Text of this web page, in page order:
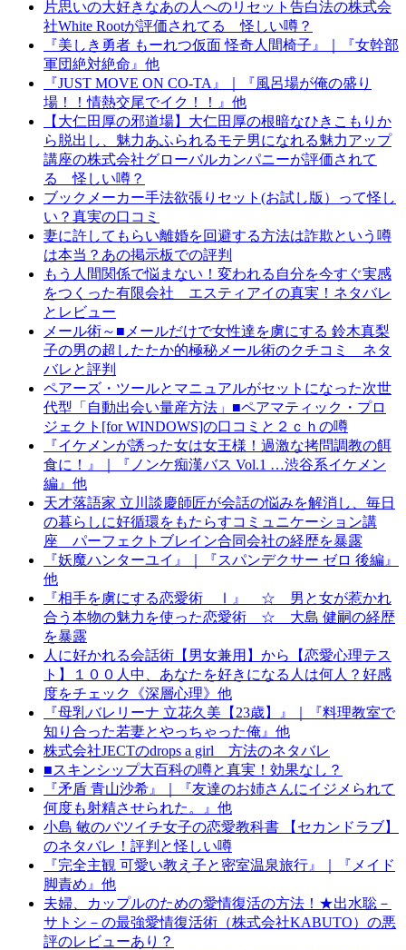
片思いの大好きなあの人へのリセット告白法の株式会
社White Rootが評価されてる 怪しい噂？
『美しき勇者 もーれつ仮面 怪奇人間椅子』｜『女幹部
軍団絶対絶命』他
『JUST MOVE ON CO-TA』｜『風呂場が俺の盛り
場！！情熱交尾でイク！！』他
【大仁田厚の邪道場】大仁田厚の根暗なひきこもりか
ら脱出し、魅力あふられるモテ男になれる魅力アップ
講座の株式会社グローバルカンパニーが評価されて
る 怪しい噂？
ブックメーカー手法欲張りセット(お試し版）って怪し
い？真実の口コミ
妻に許してもらい離婚を回避する方法は詐欺という噂
は本当？あの掲示板での評判
もう人間関係で悩まない！変われる自分を今すぐ実感
をつくった有限会社 エスティアイの真実！ネタバレ
とレビュー
メール術～■メールだけで女性達を虜にする 鈴木真梨
子の男の超したたか的極秘メール術のクチコミ ネタ
バレと評判
ペアーズ・ツールとマニュアルがセットになった次世
代型「自動出会い量産方法」■ペアマティック・プロ
ジェクト[for WINDOWS]の口コミと２ｃｈの噂
『イケメンが誘った女は女王様！過激な拷問調教の餌
食に！』｜『ノンケ痴漢バス Vol.1 …渋谷系イケメン
編』他
天才落語家 立川談慶師匠が会話の悩みを解消し、毎日
の暮らしに好循環をもたらすコミュニケーション講
座 パーフェクトブレイン合同会社の経歴を暴露
『妖魔ハンターユイ』｜『スパンデクサー ゼロ 後編』
他
『相手を虜にする恋愛術 Ⅰ』 ☆ 男と女が惹かれ
合う本物の魅力を使った恋愛術 ☆ 大島 健嗣の経歴
を暴露
人に好かれる会話術【男女兼用】から【恋愛心理テス
ト】１００人中、あなたを好きになる人は何人？好感
度をチェック《深層心理》他
『母乳バレリーナ 立花久美【23歳】』｜『料理教室で
知り合った若妻とやっちゃった俺』他
株式会社JECTのdrops a girl 方法のネタバレ
■スキンシップ大百科の噂と真実！効果なし？
『矛盾 青山沙希』｜『友達のお姉さんにイジメられて
何度も射精させられた。』他
小島 敏のバツイチ女子の恋愛教科書 【セカンドラブ】
のネタバレ！評判と怪しい噂
『完全主観 可愛い教え子と密室温泉旅行』｜『メイド
脚責め』他
夫婦、カップルのための愛情復活の方法！★出水聡－
サトシ－の最強愛情復活術（株式会社KABUTO）の悪
評のレビューあり？